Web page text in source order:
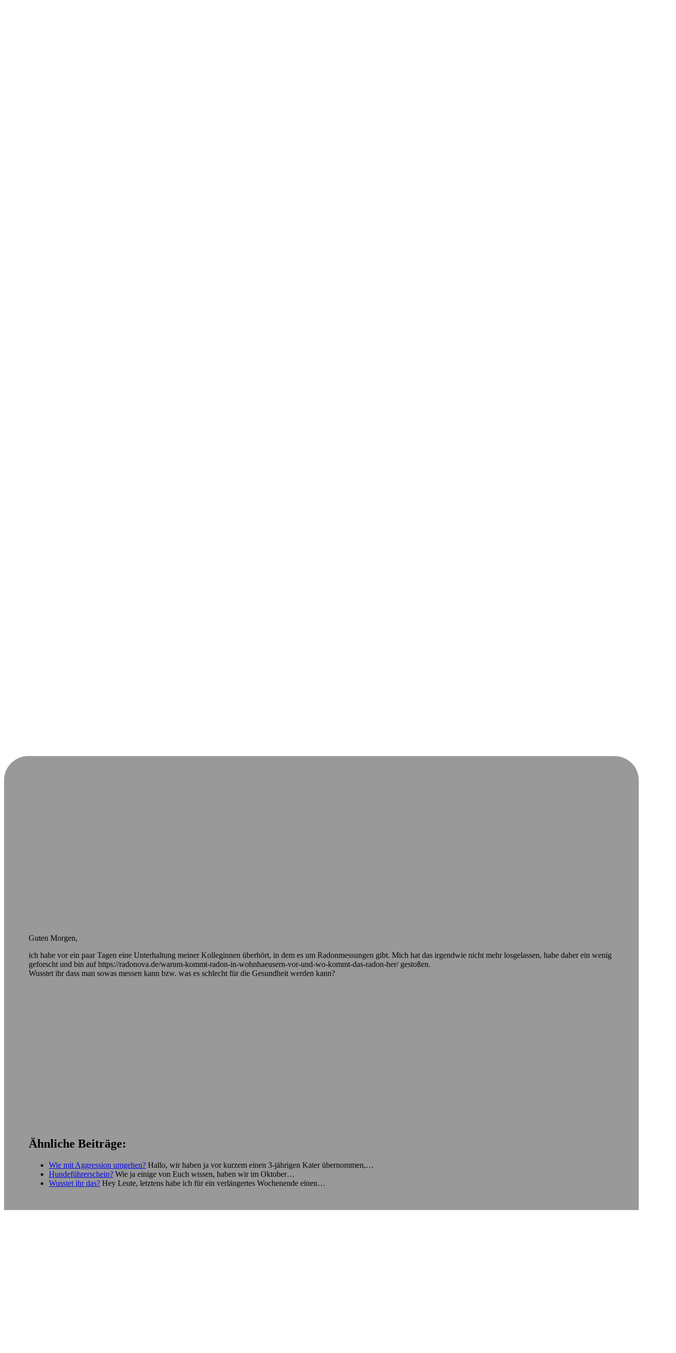
Guten Morgen,
ich habe vor ein paar Tagen eine Unterhaltung meiner Kolleginnen überhört, in dem es um Radonmessungen gibt. Mich hat das irgendwie nicht mehr losgelassen, habe daher ein wenig
geforscht und bin auf https://radonova.de/warum-kommt-radon-in-wohnhaeusern-vor-und-wo-kommt-das-radon-her/ gestoßen.
Wusstet ihr dass man sowas messen kann bzw. was es schlecht für die Gesundheit werden kann?
Ähnliche Beiträge:
Wie mit Aggression umgehen? Hallo, wir haben ja vor kurzem einen 3-jährigen Kater übernommen,…
Hundeführerschein? Wie ja einige von Euch wissen, haben wir im Oktober…
Wusstet ihr das? Hey Leute, letztens habe ich für ein verlängertes Wochenende einen…